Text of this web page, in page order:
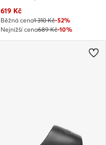
Aktuální cena
619 Kč
Běžná cena1 310 Kč-52%
Nejnižší cena689 Kč-10%